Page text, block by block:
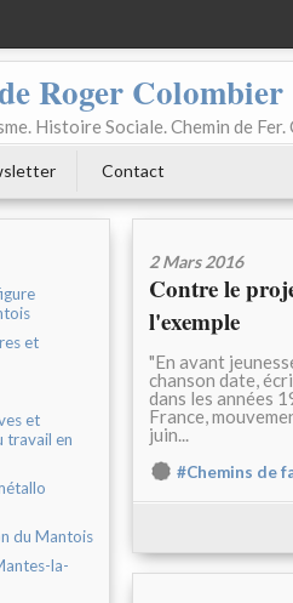
Roger Colombier
Histoire Sociale. Chemin de
Contact
et
et
travail en
du Mantois
la-
2 Mars 2016
Contre le
l'exemple
"En avant
chanson date,
dans les années
France,
juin...
#Chemins de